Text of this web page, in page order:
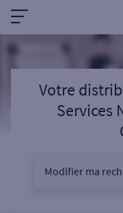
Votre
Services
Modifier ma